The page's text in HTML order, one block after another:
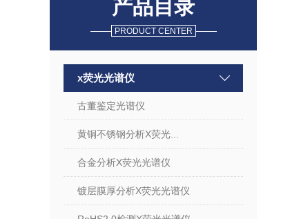
产品目录
PRODUCT CENTER
x荧光光谱仪
古董鉴定光谱仪
黄铜不锈钢分析X荧光...
合金分析X荧光光谱仪
镀层膜厚分析X荧光光谱仪